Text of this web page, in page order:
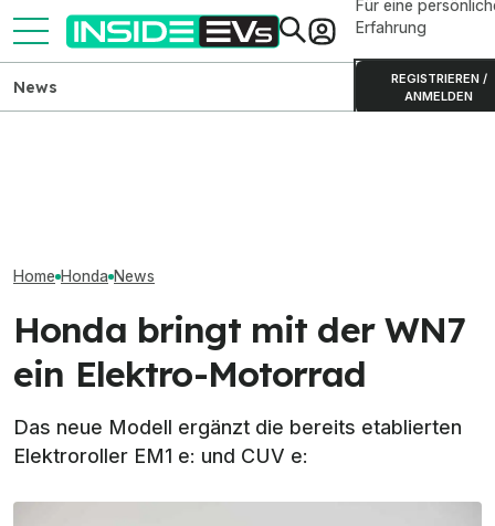
Für eine
Erfahrung
REGISTRIEREN /
ANMELDEN
News
Home Honda News
Honda bringt mit der WN7
ein Elektro-Motorrad
Das neue Modell ergänzt die bereits etablierten
Elektroroller EM1 e: und CUV e: